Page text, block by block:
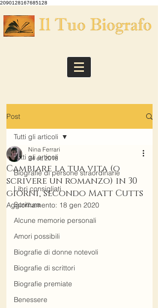
2090128167685128
Post
Tutti gli articoli
Biografie di persone straordinarie
Libri consigliati
Scrittura
Alcune memorie personali
Amori possibili
Biografie di donne notevoli
Biografie di scrittori
Biografie premiate
Benessere
Tutti gli articoli
Cambiare la tua vita (o
scrivere un romanzo) in 30
giorni, secondo Matt Cutts
Nina Ferrari
24 ott 2018
Aggiornamento: 18 gen 2020